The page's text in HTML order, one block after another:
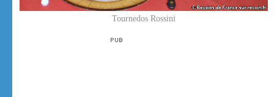
Tournedos Rossini